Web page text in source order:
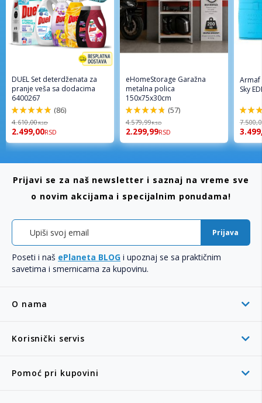
DUEL Set deterdženata za
pranje veša sa dodacima
6400267
98%
(86)
4.610,00RSD
2.499,00RSD
eHomeStorage Garažna
metalna polica
150x75x30cm
96%
(57)
4.579,99RSD
2.299,99RSD
Armaf
Sky
94%
O nama
Korisnički servis
Pomoć pri kupovini
Prijavi se za naš newsletter i saznaj na vreme sve
o novim akcijama i specijalnim ponudama!
Prijava
Poseti i naš ePlaneta BLOG i upoznaj se sa praktičnim
savetima i smernicama za kupovinu.